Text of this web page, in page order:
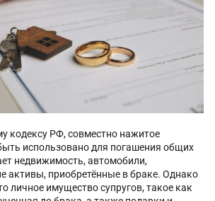
кодексу РФ, совместно нажитое
использовано для погашения общих
недвижимость, автомобили,
активы, приобретённые в браке. Однако
личное имущество супругов, такое как